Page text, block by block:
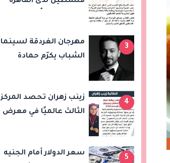
الفلسطيني
3
مهرجان الغردقة لسينما
الشباب يكرّم حمادة
4
زينب زهران تحصد المركز
الثالث عالميًا في معرض
5
سعر الدولار أمام الجنيه